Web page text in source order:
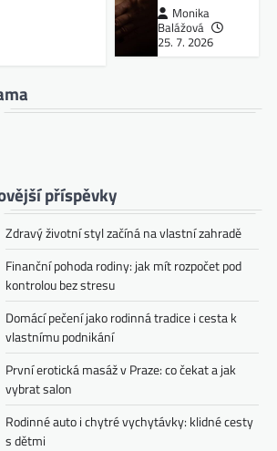
Monika
Balážová
25. 7. 2026
příspěvky
Zdravý životní styl začíná na vlastní zahradě
Finanční pohoda rodiny: jak mít rozpočet pod
kontrolou bez stresu
Domácí pečení jako rodinná tradice i cesta k
vlastnímu podnikání
První erotická masáž v Praze: co čekat a jak
vybrat salon
Rodinné auto i chytré vychytávky: klidné cesty
s dětmi